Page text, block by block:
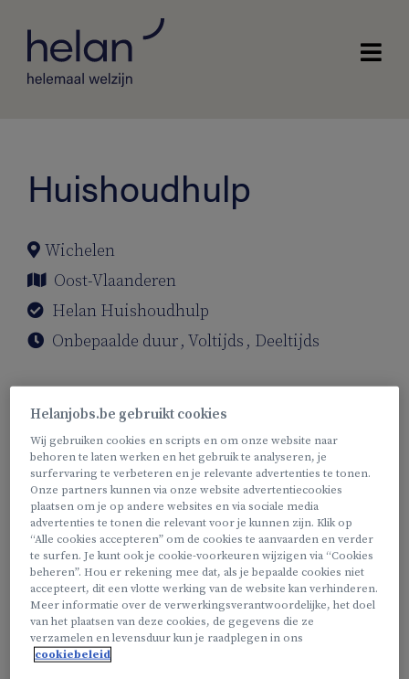
Huishoudhulp
Wichelen
Oost-Vlaanderen
Helan Huishoudhulp
Onbepaalde duur, Voltijds , Deeltijds
Ben jij de huishoudhulp die wij zoeken?
We zoeken jou, als;
Je wil schoonmaken in je eigen regio
Je een vast uurrooster wil, dat we samen opstellen naar
jouw wens
Je niet in het weekend wil werken en wel tijdens de
schooluren
Helanjobs.be gebruikt cookies
Wij gebruiken cookies en scripts en om onze website naar
behoren te laten werken en het gebruik te analyseren, je
surfervaring te verbeteren en je relevante advertenties te tonen.
Onze partners kunnen via onze website advertentiecookies
plaatsen om je op andere websites en via sociale media
advertenties te tonen die relevant voor je kunnen zijn. Klik op
“Alle cookies accepteren” om de cookies te aanvaarden en verder
te surfen. Je kunt ook je cookie-voorkeuren wijzigen via “Cookies
beheren”. Hou er rekening mee dat, als je bepaalde cookies niet
accepteert, dit een vlotte werking van de website kan verhinderen.
Meer informatie over de verwerkingsverantwoordelijke, het doel
van het plaatsen van deze cookies, de gegevens die ze
verzamelen en levensduur kun je raadplegen in ons
cookiebeleid